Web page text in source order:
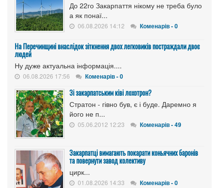
До 22го Закарпаття нікому не треба було
а як понаї...
06.08.2026 14:12 Коменарів - 0
На Перечинщині внаслідок зіткнення двох легковиків постраждали двоє
людей
Ну дуже актуальна інформація....
06.08.2026 17:56 Коменарів - 0
Зі закарпатським ківі лохотрон?
Стратон - гівно був, є і буде. Даремно я
його не п...
05.06.2012 12:23 Коменарів - 49
Закарпатці вимагають покарати коньячних баронів
та повернути завод колективу
цирк...
01.08.2026 14:33 Коменарів - 0